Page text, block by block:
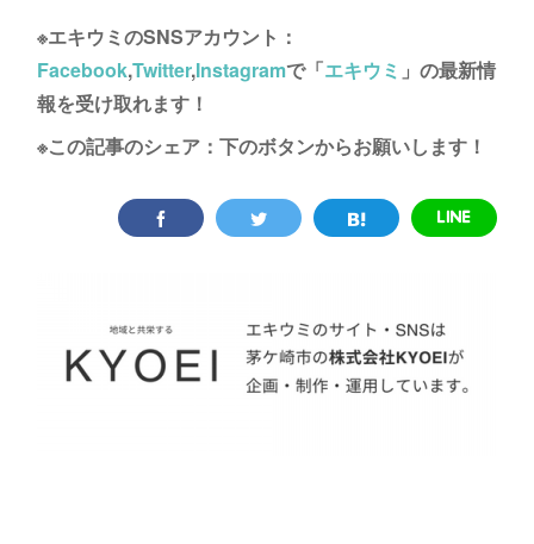
※エキウミのSNSアカウント：
Facebook,Twitter,Instagramで「エキウミ 」の最新情
報を受け取れます！
※この記事のシェア：下のボタンからお願いします！